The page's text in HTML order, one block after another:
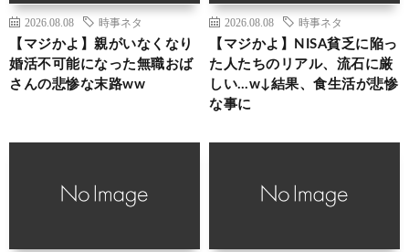
2026.08.08 時事ネタ
【マジかよ】親がいなくなり
婚活不可能になった無職おば
さんの悲惨な末路ww
2026.08.08 時事ネタ
【マジかよ】NISA貧乏に陥っ
た人たちのリアル、流石に厳
しい…w↓結果、食生活が悲惨
な事に